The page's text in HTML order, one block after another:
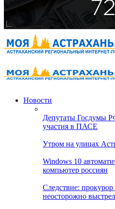
Новости
Депутаты Госдумы
участия в ПАСЕ
Утром на улицах
Windows 10
компьютер россиян
Следствие:
неосторожно